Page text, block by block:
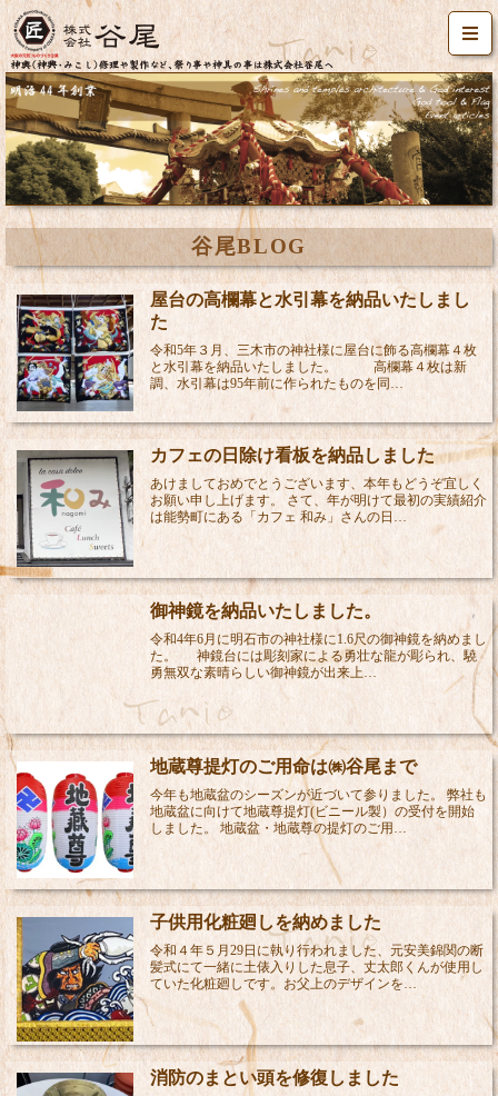
谷尾BLOG
屋台の高欄幕と水引幕を納品いたしまし
た
令和5年３月、三木市の神社様に屋台に飾る高欄幕４枚
と水引幕を納品いたしました。 高欄幕４枚は新
調、水引幕は95年前に作られたものを同…
カフェの日除け看板を納品しました
あけましておめでとうございます、本年もどうぞ宜しく
お願い申し上げます。 さて、年が明けて最初の実績紹介
は能勢町にある「カフェ 和み」さんの日…
御神鏡を納品いたしました。
令和4年6月に明石市の神社様に1.6尺の御神鏡を納めまし
た。 神鏡台には彫刻家による勇壮な龍が彫られ、驍
勇無双な素晴らしい御神鏡が出来上…
地蔵尊提灯のご用命は㈱谷尾まで
今年も地蔵盆のシーズンが近づいて参りました。 弊社も
地蔵盆に向けて地蔵尊提灯(ビニール製）の受付を開始
しました。 地蔵盆・地蔵尊の提灯のご用…
子供用化粧廻しを納めました
令和４年５月29日に執り行われました、元安美錦関の断
髪式にて一緒に土俵入りした息子、丈太郎くんが使用し
ていた化粧廻しです。お父上のデザインを…
消防のまとい頭を修復しました